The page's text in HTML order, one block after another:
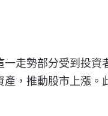
走勢部分受到投資
，推動股市上漲。